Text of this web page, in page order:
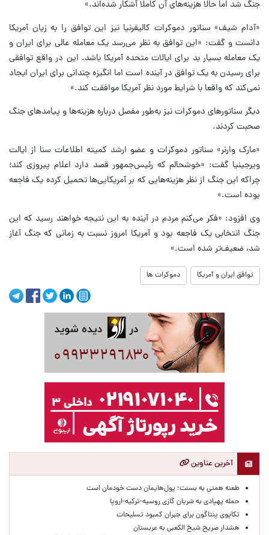
جنگ شد اما حالا هزینه‌های آن کاملا آشکار شده‌اند.»
«آدام شیف» سناتور دموکرات کالیفرنیا نیز این توافق را به زیان آمریکا
دانست و گفت: «این توافق به نظر می‌رسد یک معامله عالی برای ایران و
یک معامله بسیار بد برای ایالات متحده آمریکا باشد. این در واقع توافقی
برای رسیدن به یک توافق در آینده است اما انگیزه چندانی برای ایران ایجاد
نمی‌کند که واقعا با شرایط مورد نظر آمریکا موافقت کند.»
دیگر سناتورهای دموکرات نیز به‌طور مفصل درباره هزینه‌ها و پیامدهای جنگ
صحبت کردند.
«مارک وارنر» سناتور دموکرات و عضو ارشد کمیته اطلاعات سنا از ایالت
ویرجینیا گفت: «خوشحالم که رئیس‌جمهور قصد دارد اعلام پیروزی کند؛
چراکه این جنگ از نظر هزینه‌هایی که بر آمریکایی‌ها تحمیل کرده یک فاجعه
بوده است.»
وی افزود: «فکر می‌کنم مردم در آینده به این نتیجه خواهند رسید که این
جنگ انتخابی یک فاجعه بود و آمریکا امروز نسبت به زمانی که جنگ آغاز
شد، ضعیف‌تر شده است.»
توافق ایران و آمریکا دموکرات ها
آخرین عناوین
طعنه همتی به بسنت؛ پول‌هایمان دست خودمان است
حمله پهپادی به شریان گازی روسیه-ترکیه-اروپا
تکاپوی پنتاگون برای جبران کمبود تسلیحات
هشدار صریح شیخ الکعبی به عربستان